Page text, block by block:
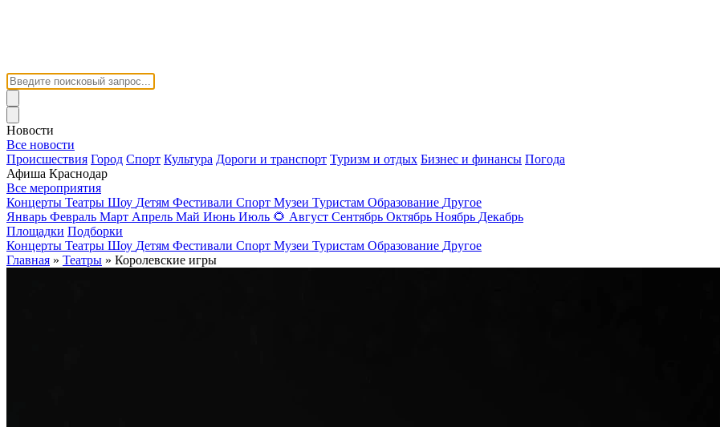
Новости
Все новости
Происшествия Город Спорт Культура Дороги и транспорт Туризм и отдых Бизнес и финансы Погода
Афиша Краснодар
Все мероприятия
Концерты Театры Шоу Детям Фестивали Спорт Музеи Туристам Образование Другое
Январь Февраль Март Апрель Май Июнь Июль 🌻 Август Сентябрь Октябрь Ноябрь Декабрь
Площадки Подборки
Концерты Театры Шоу Детям Фестивали Спорт Музеи Туристам Образование Другое
Главная » Театры » Королевские игры